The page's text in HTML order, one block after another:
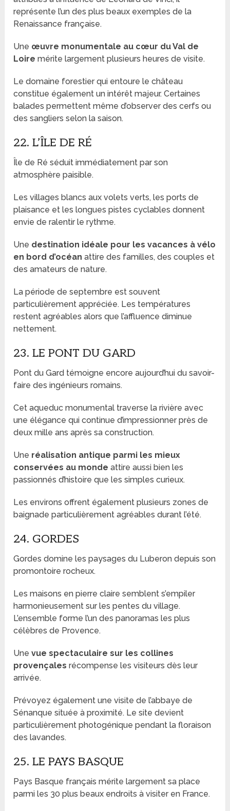
représente l’un des plus beaux exemples de la
Renaissance française.
Une œuvre monumentale au cœur du Val de
Loire mérite largement plusieurs heures de visite.
Le domaine forestier qui entoure le château
constitue également un intérêt majeur. Certaines
balades permettent même d’observer des cerfs ou
des sangliers selon la saison.
22. L’ÎLE DE RÉ
Île de Ré séduit immédiatement par son
atmosphère paisible.
Les villages blancs aux volets verts, les ports de
plaisance et les longues pistes cyclables donnent
envie de ralentir le rythme.
Une destination idéale pour les vacances à vélo
en bord d’océan attire des familles, des couples et
des amateurs de nature.
La période de septembre est souvent
particulièrement appréciée. Les températures
restent agréables alors que l’affluence diminue
nettement.
23. LE PONT DU GARD
Pont du Gard témoigne encore aujourd’hui du savoir-
faire des ingénieurs romains.
Cet aqueduc monumental traverse la rivière avec
une élégance qui continue d’impressionner près de
deux mille ans après sa construction.
Une réalisation antique parmi les mieux
conservées au monde attire aussi bien les
passionnés d’histoire que les simples curieux.
Les environs offrent également plusieurs zones de
baignade particulièrement agréables durant l’été.
24. GORDES
Gordes domine les paysages du Luberon depuis son
promontoire rocheux.
Les maisons en pierre claire semblent s’empiler
harmonieusement sur les pentes du village.
L’ensemble forme l’un des panoramas les plus
célèbres de Provence.
Unevue spectaculaire sur les collines
provençales récompense les visiteurs dès leur
arrivée.
Prévoyez également une visite de l’abbaye de
Sénanque située à proximité. Le site devient
particulièrement photogénique pendant la floraison
des lavandes.
25. LE PAYS BASQUE
Pays Basque français mérite largement sa place
parmi les 30 plus beaux endroits à visiter en France.